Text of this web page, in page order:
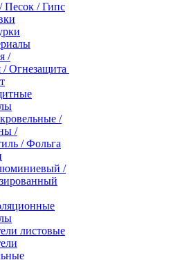
Песок / Гипс
/
/ Огнезащита
/
/
/ Фольга
/
листовые